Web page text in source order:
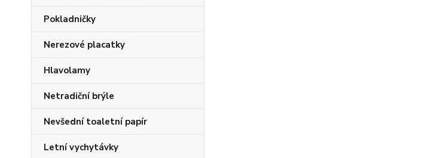
Pokladničky
Nerezové placatky
Hlavolamy
Netradiční brýle
Nevšední toaletní papír
Letní vychytávky